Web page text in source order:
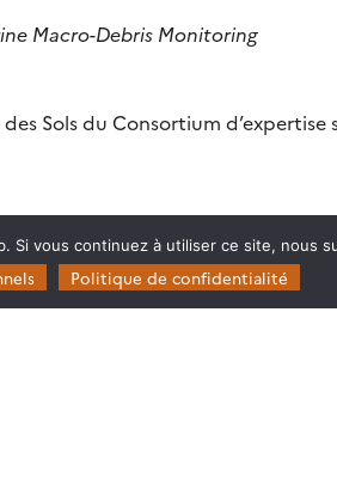
Macro-Debris Monitoring
Sols du Consortium d’expertise
vous continuez à utiliser ce site, nous
Politique de confidentialité